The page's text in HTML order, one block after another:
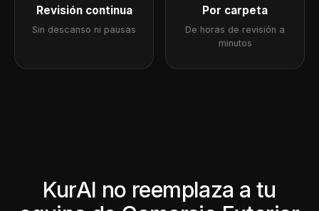
Revisión continua
Sin descanso ni pausas
Por carpeta
De horas de revisión a
minutos
KurAI no reemplaza a tu